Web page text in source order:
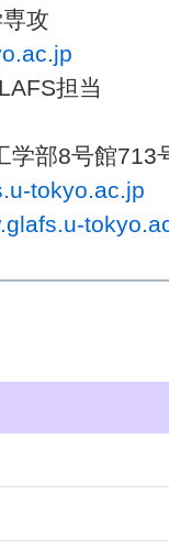
攻
担当
部8号館713
tokyo.ac.jp